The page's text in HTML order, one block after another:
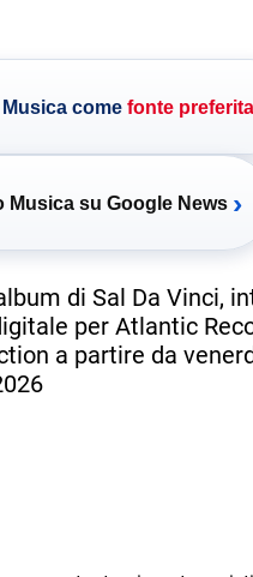
come fonte preferita
Musica su Google News ›
di Sal Da Vinci,
per Atlantic
a partire da